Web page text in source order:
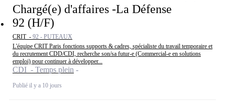
Chargé(e) d'affaires -La Défense
92 (H/F)
CRIT - 92 - PUTEAUX
L'équipe CRIT Paris fonctions supports & cadres, spécialiste du travail temporaire et
du recrutement CDD/CDI, recherche son/sa futur-e (Commercial-e en solutions
emploi) pour continuer à développer...
CDI - Temps plein
Publié il y a 10 jours